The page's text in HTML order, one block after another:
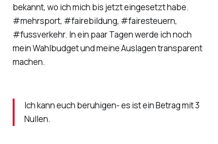
bekannt, wo ich mich bis jetzt eingesetzt habe.
#mehrsport, #fairebildung, #fairesteuern,
#fussverkehr. In ein paar Tagen werde ich noch
mein Wahlbudget und meine Auslagen transparent
machen.
Ich kann euch beruhigen- es ist ein Betrag mit 3
Nullen.